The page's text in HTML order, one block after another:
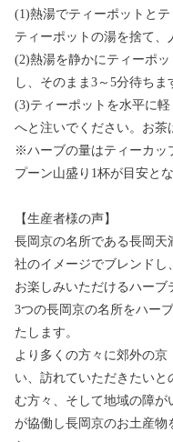
(1)熱湯でティーポットと
ティーポットの湯を捨て、
(2)熱湯を静かにティーポ
し、そのまま3～5分待ちま
(3)ティーポットを水平に
へと注いでください。お茶
※ハーブの量はティーカッ
プーン山盛り1杯が目安とな
【生産者様の声】
長岡京の名所である長岡
社のイメージでブレンドし
お楽しみいただけるハーブ
3つの長岡京の名所をハー
たします。
より多くの方々に郊外の京
い、訪れていただきたい
む方々、そして地域の障が
が協働し長岡京のお土産物